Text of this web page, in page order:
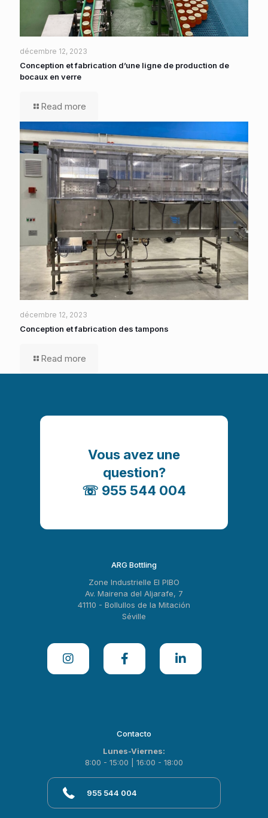
décembre 12, 2023
Conception et fabrication d’une ligne de production de
bocaux en verre
Read more
décembre 12, 2023
Conception et fabrication des tampons
Read more
Vous avez une
question?
☏ 955 544 004
ARG Bottling
Zone Industrielle El PIBO
Av. Mairena del Aljarafe, 7
41110 - Bollullos de la Mitación
Séville
Contacto
Lunes-Viernes:
8:00 - 15:00 | 16:00 - 18:00
955 544 004